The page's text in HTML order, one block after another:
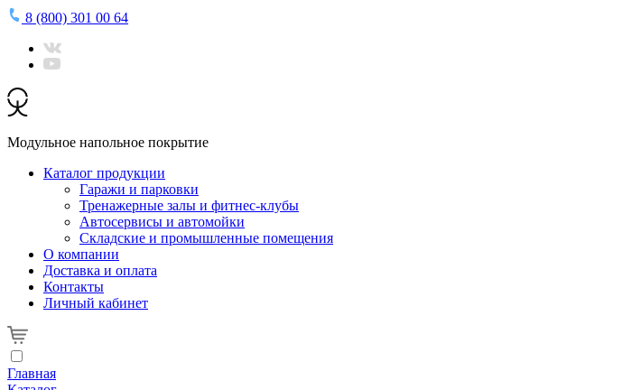
8 (800) 301 00 64
Модульное напольное покрытие
Каталог продукции
Гаражи и парковки
Тренажерные залы и фитнес-клубы
Автосервисы и автомойки
Складские и промышленные помещения
О компании
Доставка и оплата
Контакты
Личный кабинет
Главная